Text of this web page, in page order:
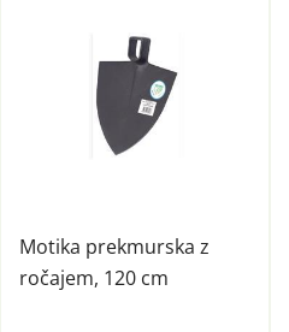
Motika prekmurska z
ročajem, 120 cm